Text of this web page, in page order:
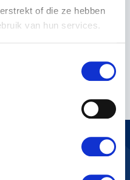
of die ze hebben
van hun services.